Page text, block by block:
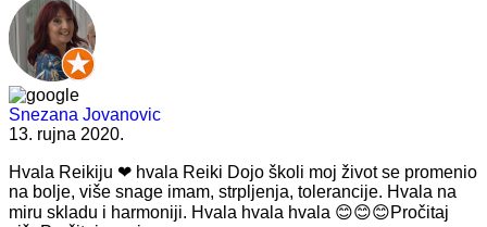
Snezana Jovanovic
13. rujna 2020.
Hvala Reikiju ❤ hvala Reiki Dojo školi moj život se promenio
na bolje, više snage imam, strpljenja, tolerancije. Hvala na
miru skladu i harmoniji. Hvala hvala hvala 😊😊😊Pročitaj